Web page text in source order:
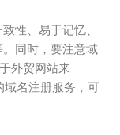
性、易于记忆、
同时，要注意域
外贸网站来
域名注册服务，可